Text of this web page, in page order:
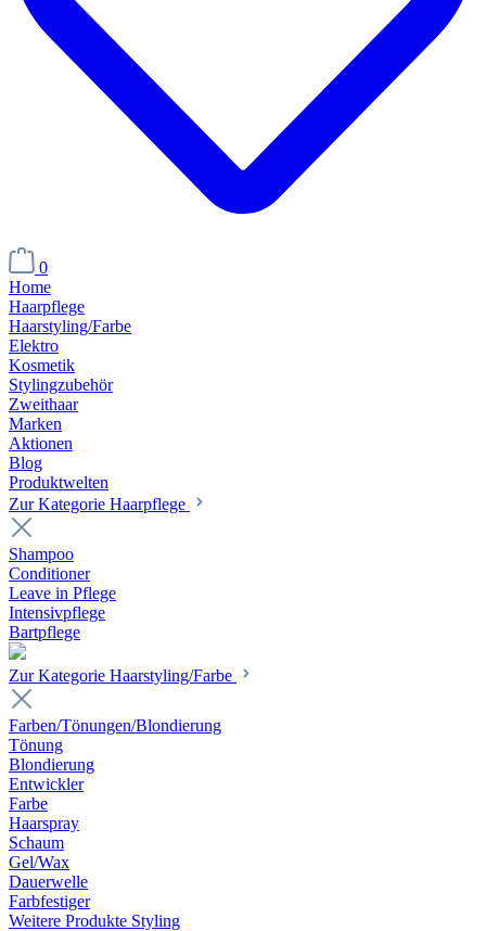
0
Home
Haarpflege
Haarstyling/Farbe
Elektro
Kosmetik
Stylingzubehör
Zweithaar
Marken
Aktionen
Blog
Produktwelten
Zur Kategorie Haarpflege
Shampoo
Conditioner
Leave in Pflege
Intensivpflege
Bartpflege
Zur Kategorie Haarstyling/Farbe
Farben/Tönungen/Blondierung
Tönung
Blondierung
Entwickler
Farbe
Haarspray
Schaum
Gel/Wax
Dauerwelle
Farbfestiger
Weitere Produkte Styling